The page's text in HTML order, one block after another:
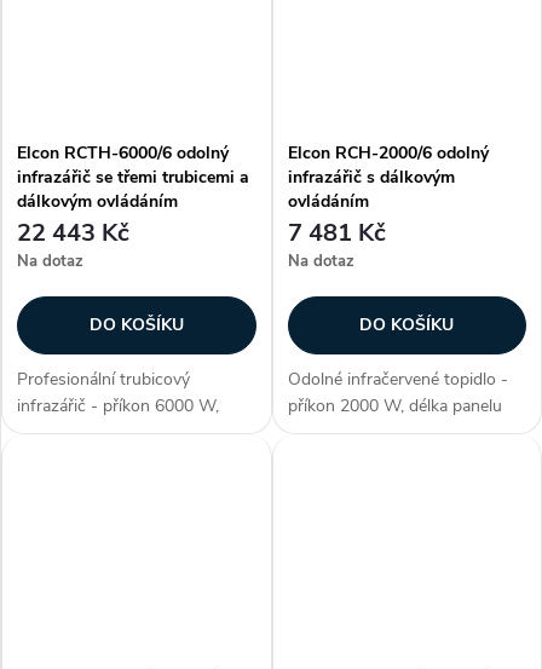
Elcon RCTH-6000/6 odolný
infrazářič se třemi trubicemi a
dálkovým ovládáním
22 443 Kč
Na dotaz
DO KOŠÍKU
Profesionální trubicový
infrazářič - příkon 6000 W,
délka panelu 650 mm,
Elcon RCH-2000/6 odolný
infrazářič s dálkovým
ovládáním
7 481 Kč
Na dotaz
DO KOŠÍKU
Odolné infračervené topidlo -
příkon 2000 W, délka panelu
670 mm, voděodolné (krytí IP